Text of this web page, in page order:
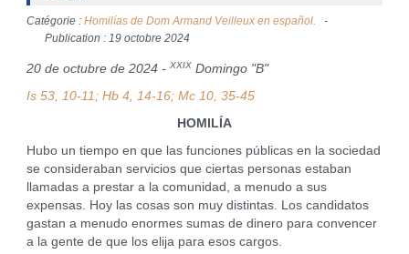
Catégorie : Homilías de Dom Armand Veilleux en español.
Publication : 19 octobre 2024
20 de octubre de 2024 - XXIX Domingo "B"
Is 53, 10-11; Hb 4, 14-16; Mc 10, 35-45
HOMILÍA
Hubo un tiempo en que las funciones públicas en la sociedad
se consideraban servicios que ciertas personas estaban
llamadas a prestar a la comunidad, a menudo a sus
expensas. Hoy las cosas son muy distintas. Los candidatos
gastan a menudo enormes sumas de dinero para convencer
a la gente de que los elija para esos cargos.